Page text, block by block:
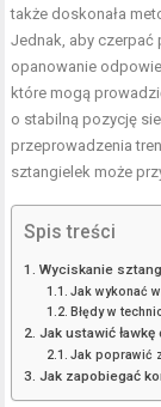
także doskonała
Jednak, aby czerpać
opanowanie
które mogą
o stabilną pozycję
przeprowadzenia
sztangielek może
Spis treści
Wyciskanie
Jak wykonać
Błędy w
Jak ustawić
Jak poprawić
Jak zapobiegać